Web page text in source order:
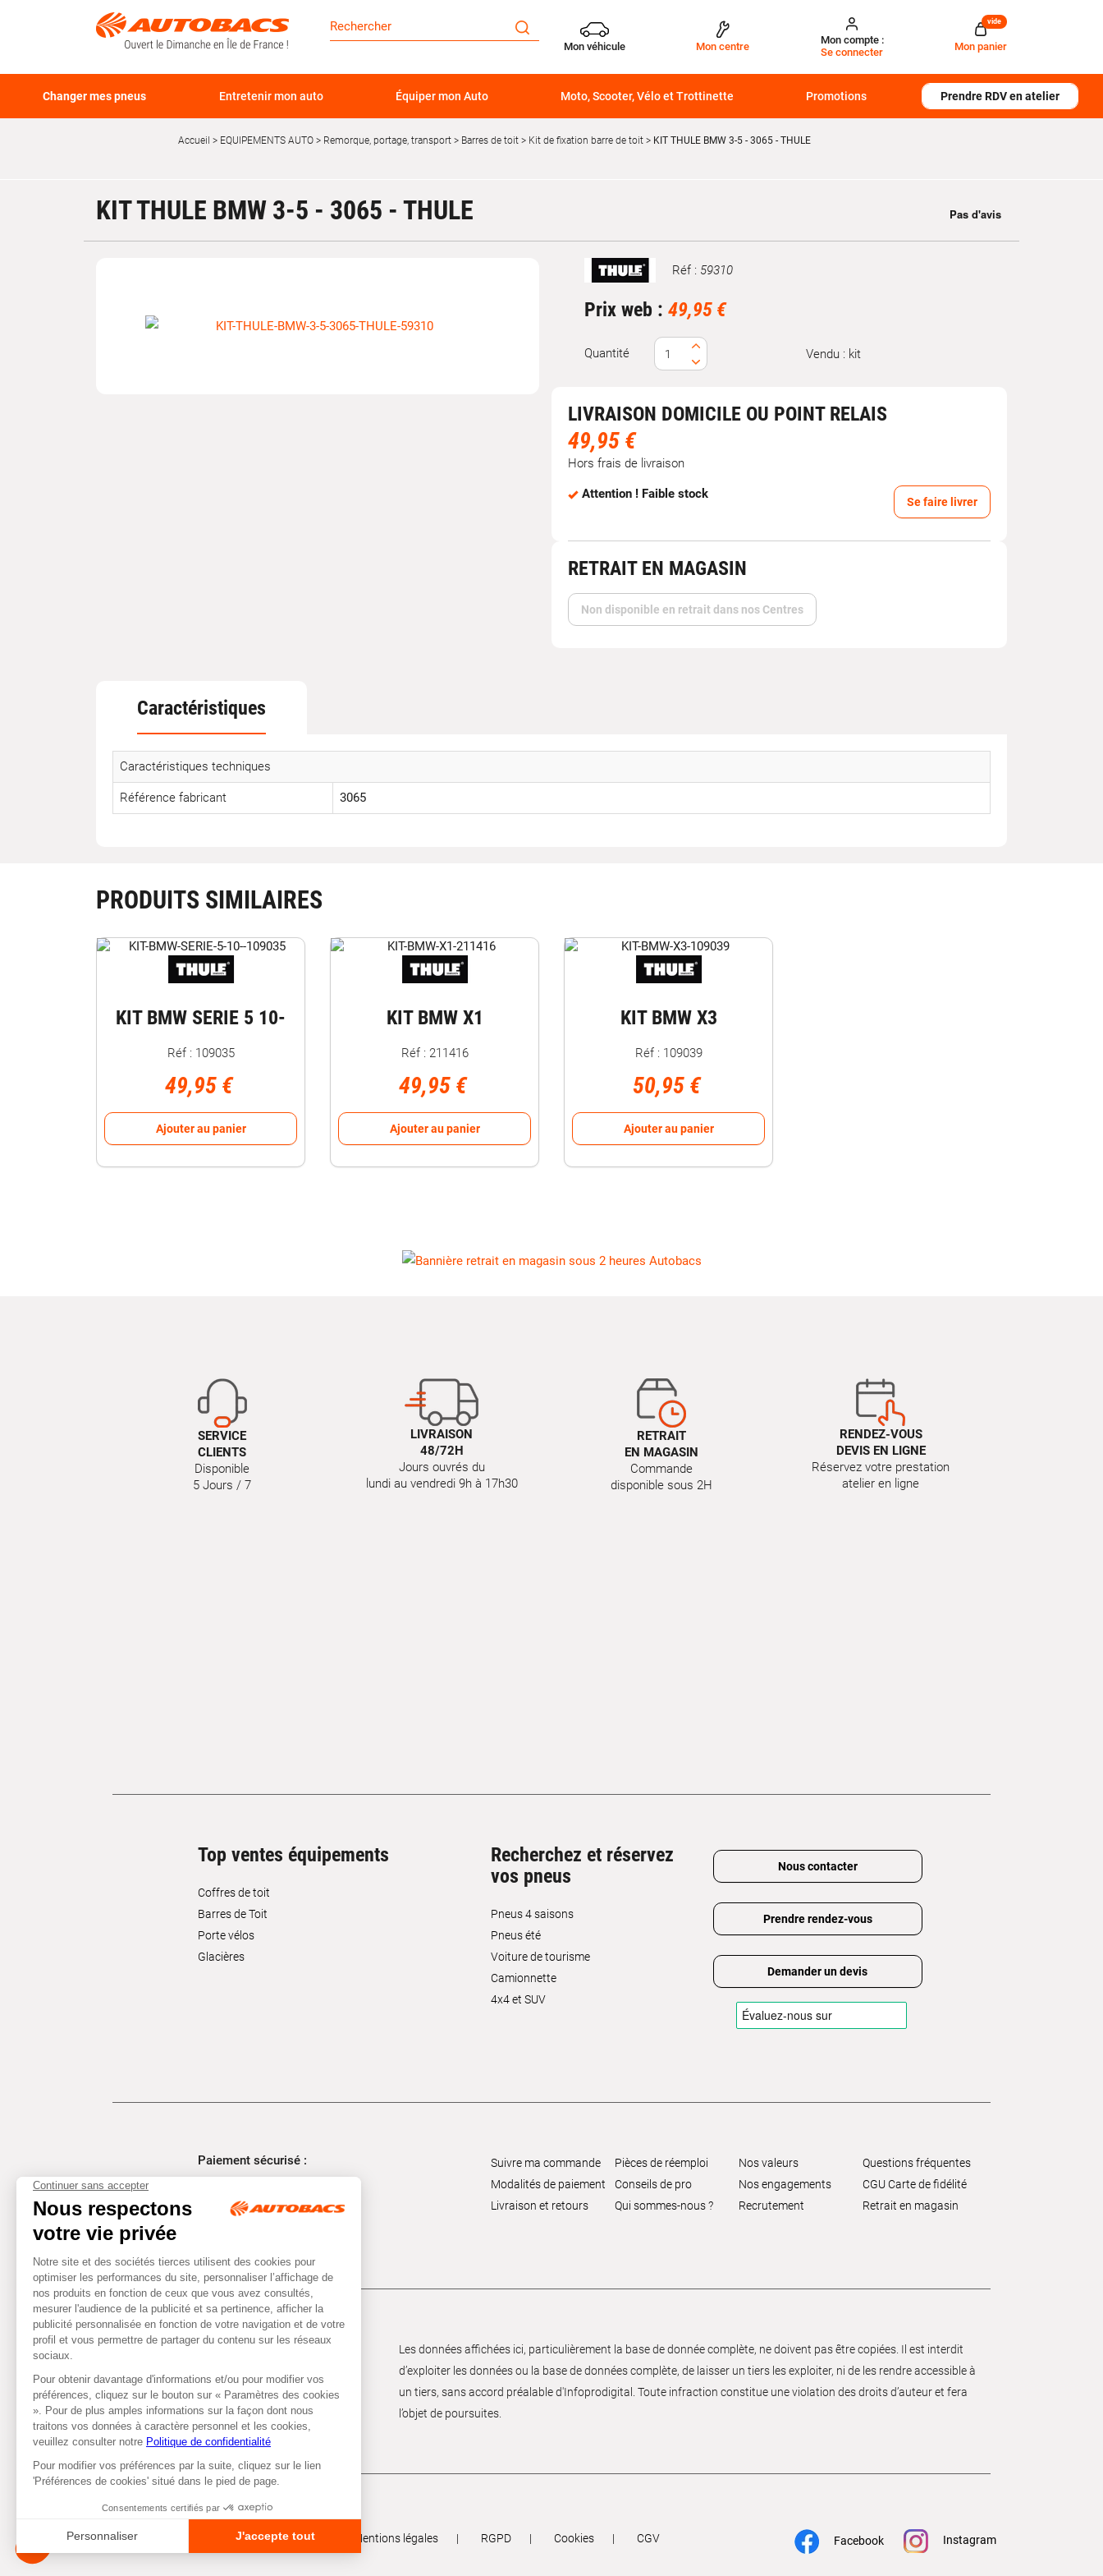
Mon véhicule Mon centre
Mon compte :
Se connecter
Mon panier
vide
Changer mes pneus Entretenir mon auto Équiper mon Auto Moto, Scooter, Vélo et Trottinette Promotions Prendre RDV en atelier
Accueil EQUIPEMENTS AUTO Remorque, portage, transport Barres de toit Kit de fixation barre de toit KIT THULE BMW 3-5 - 3065 - THULE
KIT THULE BMW 3-5 - 3065 - THULE
Marque Réf : 59310
Prix web : 49,95 €
Quantité Vendu : kit
LIVRAISON DOMICILE OU POINT RELAIS
49,95 €
Hors frais de livraison
Attention ! Faible stock
Se faire livrer
RETRAIT EN MAGASIN
Non disponible en retrait dans nos Centres
Caractéristiques
Caractéristiques techniques
Référence fabricant 3065
PRODUITS SIMILAIRES
KIT BMW SERIE 5 10-
Réf : 109035
49,95 €
Ajouter au panier
KIT BMW X1
Réf : 211416
49,95 €
Ajouter au panier
KIT BMW X3
Réf : 109039
50,95 €
Ajouter au panier
SERVICE
CLIENTS
Disponible
5 Jours / 7
LIVRAISON
48/72H
Jours ouvrés du
lundi au vendredi 9h à 17h30
RETRAIT
EN MAGASIN
Commande
disponible sous 2H
RENDEZ-VOUS
DEVIS EN LIGNE
Réservez votre prestation
atelier en ligne
Top ventes équipements
Coffres de toit
Barres de Toit
Porte vélos
Glacières
Recherchez et réservez
vos pneus
Pneus 4 saisons
Pneus été
Voiture de tourisme
Camionnette
4x4 et SUV
Nous contacter
Prendre rendez-vous
Demander un devis
Paiement sécurisé :
Suivre ma commande
Modalités de paiement
Livraison et retours
Pièces de réemploi
Conseils de pro
Qui sommes-nous ?
Nos valeurs
Nos engagements
Recrutement
Questions fréquentes
CGU Carte de fidélité
Retrait en magasin
Les données affichées ici, particulièrement la base de donnée complète, ne doivent pas être copiées. Il est interdit
d’exploiter les données ou la base de données complète, de laisser un tiers les exploiter, ni de les rendre accessible à
un tiers, sans accord préalable d'Infoprodigital. Toute infraction constitue une violation des droits d’auteur et fera
l’objet de poursuites.
Tous droits réservés © Autobacs Mentions légales RGPD Cookies CGV Facebook Instagram